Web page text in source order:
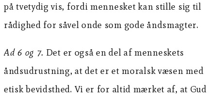
på tvetydig vis, fordi mennesket kan stille sig til
rådighed for såvel onde som gode åndsmagter.
Ad 6 og 7. Det er også en del af menneskets
åndsudrustning, at det er et moralsk væsen med
etisk bevidsthed. Vi er for altid mærket af, at Gud